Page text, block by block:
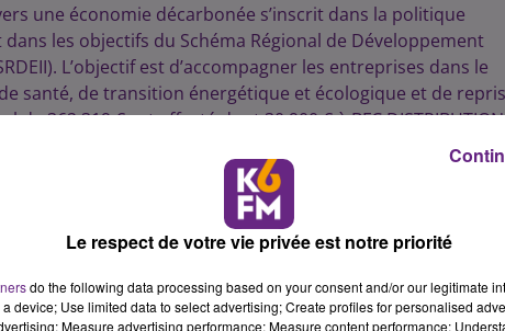
une économie décarbonée s’inscrit dans la politique
les objectifs du Schéma Régional de Développement
L’objectif est d’accompagner les entreprises dans le
santé, de transition énergétique et écologique et de
362 319 € est affecté dont 30 900 € à BFC DISTRIBUTION
et de transition vers une économie décarbonée. Et
du programme Mutation.
Franche-Comté
d’hébergement collectif (centres et villages de
travaux (mise aux normes, transition énergétique et
ce titre un montant total de 443 332 € est affecté au
Le respect de votre vie privée est notre priorité
do the following data processing based on your consent and/or our legitimate
device; Use limited data to select advertising; Create profiles for personalised
Measure advertising performance; Measure content performance;